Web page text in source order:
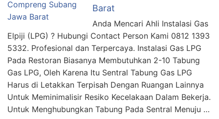
Barat
Anda Mencari Ahli Instalasi Gas
Elpiji (LPG) ? Hubungi Contact Person Kami 0812 1393
5332. Profesional dan Terpercaya. Instalasi Gas LPG
Pada Restoran Biasanya Membutuhkan 2-10 Tabung
Gas LPG, Oleh Karena Itu Sentral Tabung Gas LPG
Harus di Letakkan Terpisah Dengan Ruangan Lainnya
Untuk Meminimalisir Resiko Kecelakaan Dalam Bekerja.
Untuk Menghubungkan Tabung Pada Sentral Menuju …